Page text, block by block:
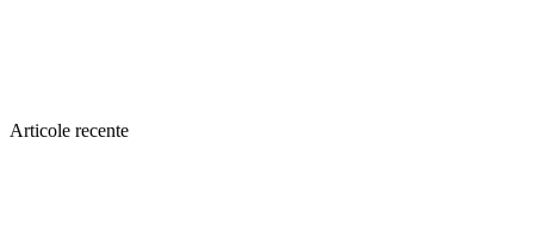
Articole recente